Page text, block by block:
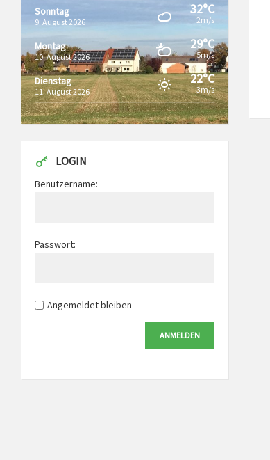
Sonntag
9. August 2026
32°C
2m/s
Montag
10. August 2026
29°C
5m/s
Dienstag
11. August 2026
22°C
3m/s
LOGIN
Benutzername:
Passwort:
Angemeldet bleiben
ANMELDEN